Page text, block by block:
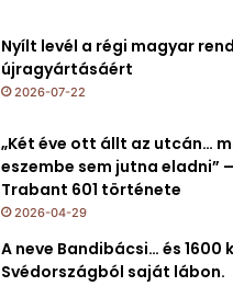
Nyílt levél a régi magyar
újragyártásáért
2026-07-22
„Két éve ott állt az utcán…
eszembe sem jutna eladni”
Trabant 601 története
2026-04-29
A neve Bandibácsi… és
Svédországból saját lábon.